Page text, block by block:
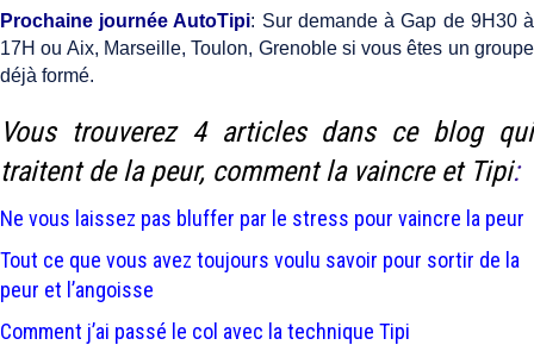
Prochaine journée AutoTipi: Sur demande à Gap de 9H30 à
17H ou Aix, Marseille, Toulon, Grenoble si vous êtes un groupe
déjà formé.
Vous trouverez 4 articles dans ce blog qui
traitent de la peur, comment la vaincre et Tipi:
Ne vous laissez pas bluffer par le stress pour vaincre la peur
Tout ce que vous avez toujours voulu savoir pour sortir de la
peur et l’angoisse
Comment j’ai passé le col avec la technique Tipi